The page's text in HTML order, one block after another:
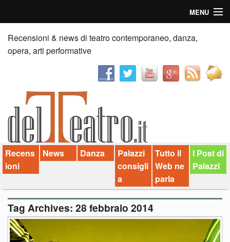
MENU
Home
Recensioni
News
Palazzi consiglia
Video
Chi siamo
Contatti
dT in English
Recensioni & news di teatro contemporaneo, danza,
opera, arti performative
Recens
ioni
News Danza
Palazzi
consigli
a
Tutto il
Web ne
parla
I Post di
Palazzi
Tag Archives: 28 febbraio 2014